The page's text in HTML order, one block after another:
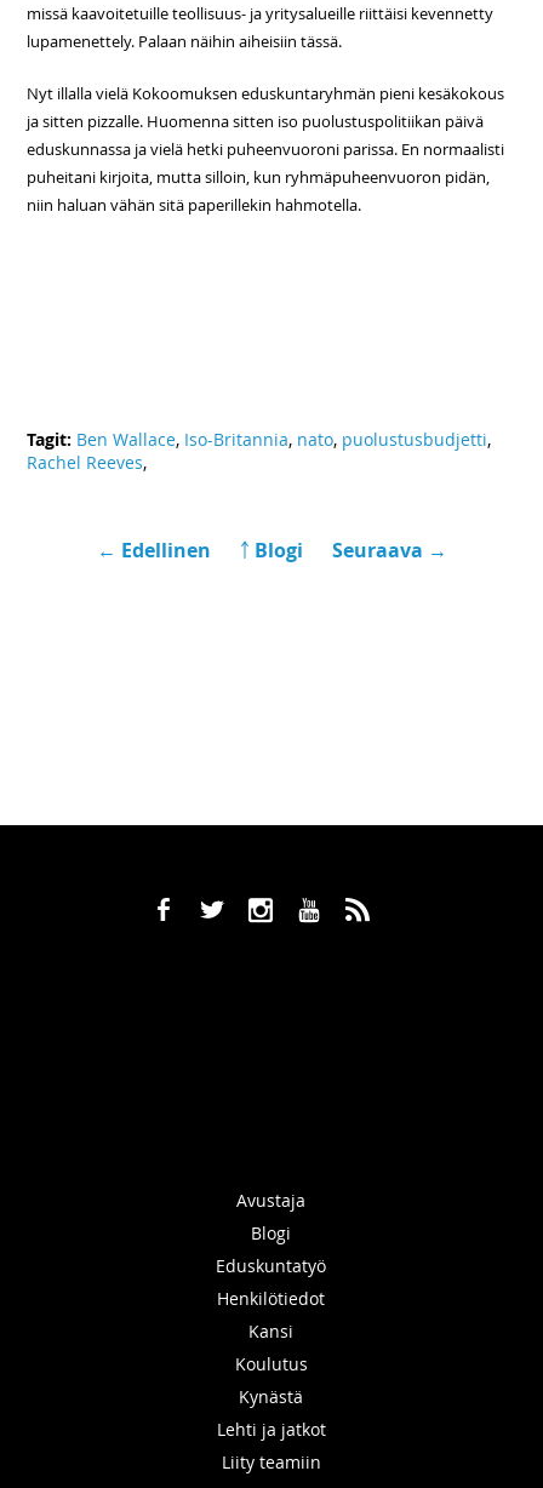
missä kaavoitetuille teollisuus- ja yritysalueille riittäisi kevennetty
lupamenettely. Palaan näihin aiheisiin tässä.
Nyt illalla vielä Kokoomuksen eduskuntaryhmän pieni kesäkokous
ja sitten pizzalle. Huomenna sitten iso puolustuspolitiikan päivä
eduskunnassa ja vielä hetki puheenvuoroni parissa. En normaalisti
puheitani kirjoita, mutta silloin, kun ryhmäpuheenvuoron pidän,
niin haluan vähän sitä paperillekin hahmotella.
Tagit: Ben Wallace, Iso-Britannia, nato, puolustusbudjetti,
Rachel Reeves,
← Edellinen ￪ Blogi Seuraava →
b a x r ,
Avustaja
Blogi
Eduskuntatyö
Henkilötiedot
Kansi
Koulutus
Kynästä
Lehti ja jatkot
Liity teamiin